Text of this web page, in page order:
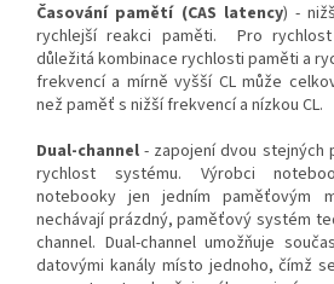
Časování pamětí (CAS latency) -
rychlejší reakci paměti. Pro
důležitá kombinace rychlosti paměti a
frekvencí a mírně vyšší CL může
než paměť s nižší frekvencí a nízkou CL.
Dual-channel - zapojení dvou stejných
rychlost systému. Výrobci
notebooky jen jedním paměťovým
nechávají prázdný, paměťový systém
channel. Dual-channel umožňuje
datovými kanály místo jednoho, čímž